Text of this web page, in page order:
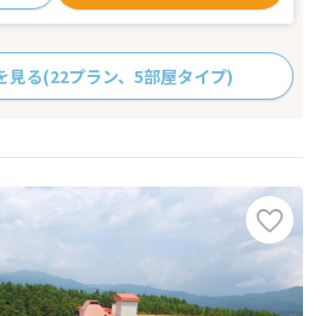
見る(22プラン、5部屋タイプ)